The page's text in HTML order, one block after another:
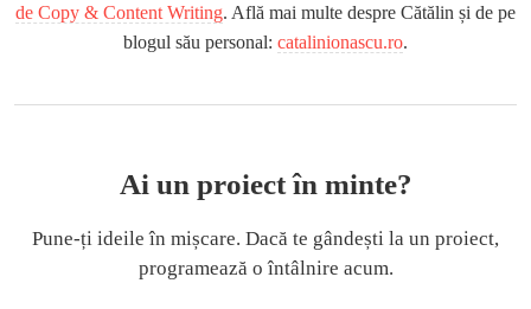
de Copy & Content Writing. Află mai multe despre Cătălin și de pe
blogul său personal: catalinionascu.ro.
Ai un proiect în minte?
Pune-ți ideile în mișcare. Dacă te gândești la un proiect,
programează o întâlnire acum.